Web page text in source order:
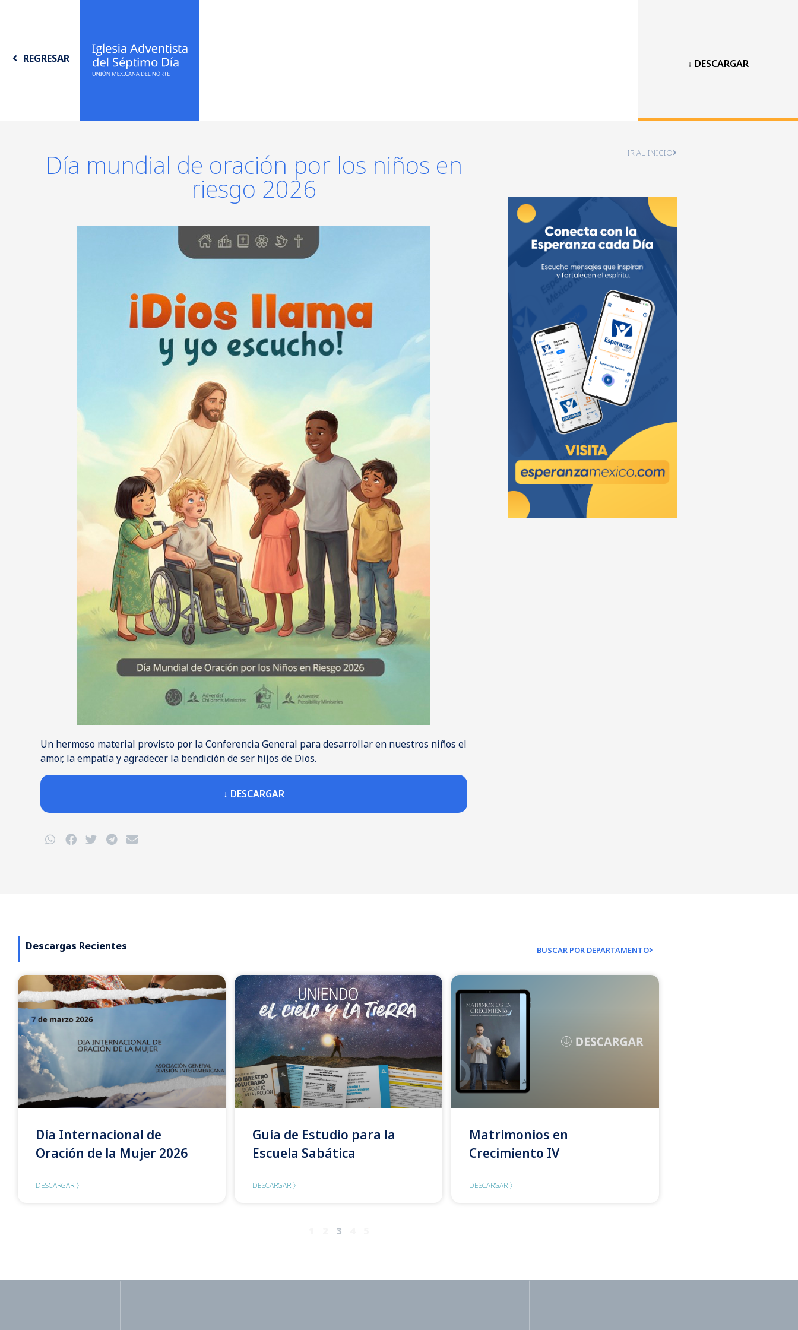
REGRESAR ↓ DESCARGAR
Día mundial de oración por los niños en
riesgo 2026
Un hermoso material provisto por la Conferencia General para desarrollar en nuestros niños el
amor, la empatía y agradecer la bendición de ser hijos de Dios.
↓ DESCARGAR
IR AL INICIO
Descargas Recientes BUSCAR POR DEPARTAMENTO
Día Internacional de
Oración de la Mujer 2026
DESCARGAR 〉
Guía de Estudio para la
Escuela Sabática
DESCARGAR 〉
Matrimonios en
Crecimiento IV
DESCARGAR 〉
3